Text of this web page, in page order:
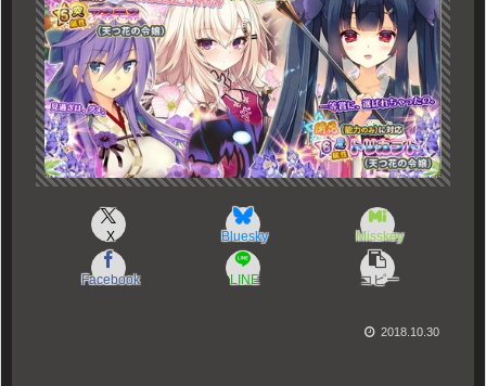
X Bluesky Misskey
Facebook LINE コピー
2018.10.30